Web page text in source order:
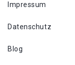
Impressum
Datenschutz
Blog